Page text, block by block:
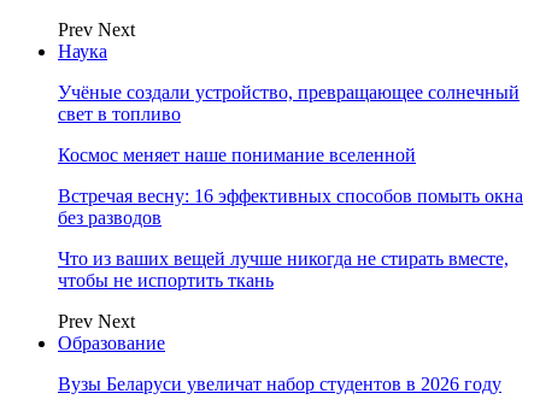
Prev Next
Наука
Учёные создали устройство, превращающее солнечный
свет в топливо
Космос меняет наше понимание вселенной
Встречая весну: 16 эффективных способов помыть окна
без разводов
Что из ваших вещей лучше никогда не стирать вместе,
чтобы не испортить ткань
Prev Next
Образование
Вузы Беларуси увеличат набор студентов в 2026 году